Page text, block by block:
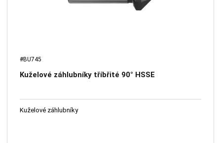
#BU745
Kuželové záhlubníky tříbřité 90° HSSE
Kuželové záhlubníky